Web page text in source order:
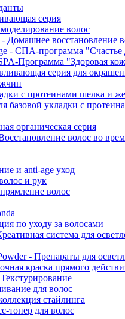
серия
волос
Домашнее восстановление
- СПА-программа "Счастье
Программа "Здоровая
серия для
с протеинами шелка и
базовой укладки с
органическая серия
волос во
и anti-age уход
и рук
волос
по уходу за волосами
система для
- Препараты для
краска прямого
для волос
стайлинга
тонер для волос